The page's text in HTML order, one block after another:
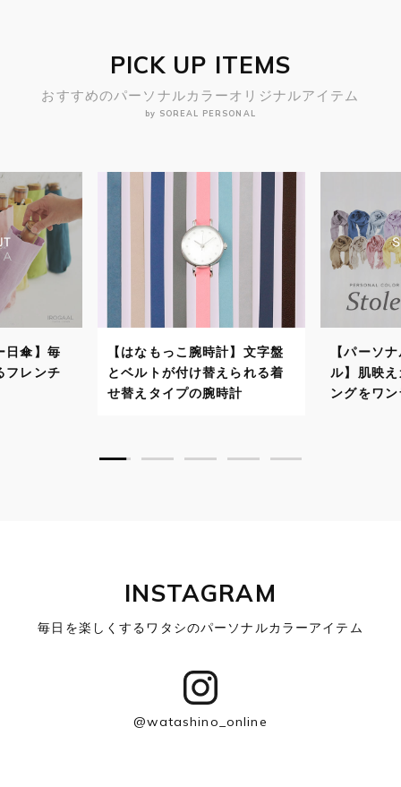
PICK UP ITEMS
おすすめのパーソナルカラーオリジナルアイテム
by SOREAL PERSONAL
】文字盤
られる着
【パーソナルカラーストー
ル】肌映えカラーでスタイリ
ングをワンランクアップ！
【パーソ
自分に似
で顔映り
INSTAGRAM
毎日を楽しくするワタシのパーソナルカラーアイテム
@watashino_online